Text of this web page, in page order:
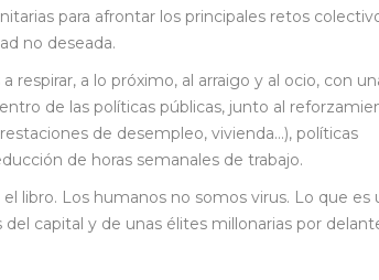
para afrontar los principales retos
no deseada.
respirar, a lo próximo, al arraigo y al ocio, con
de las políticas públicas, junto al
de desempleo, vivienda…), políticas
de horas semanales de trabajo.
libro. Los humanos no somos virus. Lo que es
capital y de unas élites millonarias por